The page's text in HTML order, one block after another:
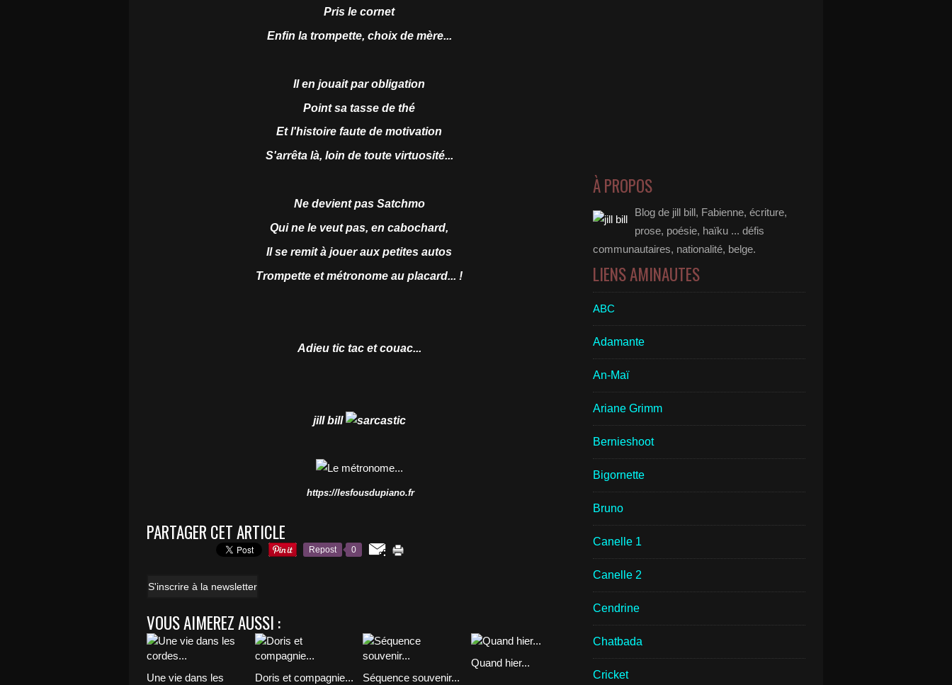
Pris le cornet
Enfin la trompette, choix de mère...
Il en jouait par obligation
Point sa tasse de thé
Et l'histoire faute de motivation
S'arrêta là, loin de toute virtuosité...
Ne devient pas Satchmo
Qui ne le veut pas, en cabochard,
Il se remit à jouer aux petites autos
Trompette et métronome au placard... !
Adieu tic tac et couac...
jill bill
https://lesfousdupiano.fr
PARTAGER CET ARTICLE
Repost 0
S'inscrire à la newsletter
VOUS AIMEREZ AUSSI :
Une vie dans les
Doris et compagnie... Séquence souvenir...
Quand hier...
À PROPOS
Blog de jill bill, Fabienne, écriture,
prose, poésie, haïku ... défis
communautaires, nationalité, belge.
LIENS AMINAUTES
ABC
Adamante
An-Maï
Ariane Grimm
Bernieshoot
Bigornette
Bruno
Canelle 1
Canelle 2
Cendrine
Chatbada
Cricket